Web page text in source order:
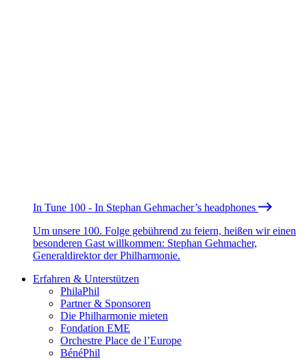
In Tune 100 - In Stephan Gehmacher’s headphones
Um unsere 100. Folge gebührend zu feiern, heißen wir einen
besonderen Gast willkommen: Stephan Gehmacher,
Generaldirektor der Philharmonie.
Erfahren & Unterstützen
PhilaPhil
Partner & Sponsoren
Die Philharmonie mieten
Fondation EME
Orchestre Place de l’Europe
BénéPhil